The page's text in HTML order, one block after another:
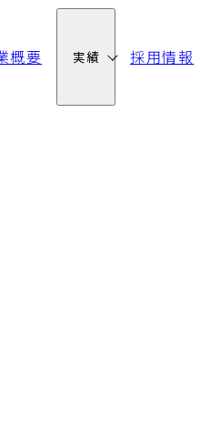
概要 実績 採用情報